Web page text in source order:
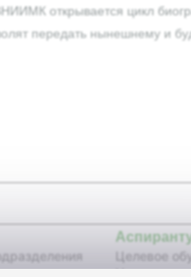
открывается цикл
передать нынешнему и
Целевое
Новости